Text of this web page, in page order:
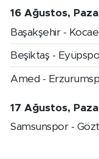
16 Ağustos,
Başakşehir -
Beşiktaş -
Amed -
17 Ağustos,
Samsunspor -